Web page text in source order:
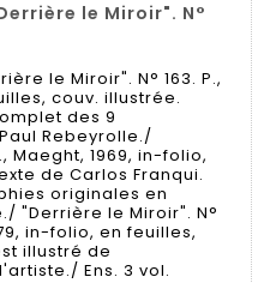
"Derrière le Miroir". N°
le Miroir". N° 163. P.,
couv. illustrée.
des 9
Rebeyrolle./
Maeght, 1969, in-folio,
de Carlos Franqui.
originales en
"Derrière le Miroir". N°
in-folio, en feuilles,
illustré de
Ens. 3 vol.